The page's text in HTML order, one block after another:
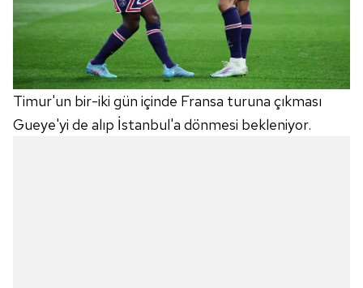
Timur'un bir-iki gün içinde Fransa turuna çıkması
Gueye'yi de alıp İstanbul'a dönmesi bekleniyor.